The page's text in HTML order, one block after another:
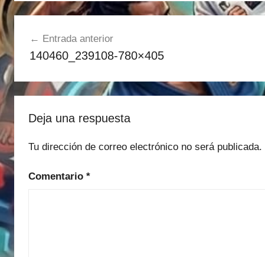
Navegación
entradas
Entrada anterior
140460_239108-780×405
Deja una respuesta
Tu dirección de correo electrónico no será publicada.
Comentario *